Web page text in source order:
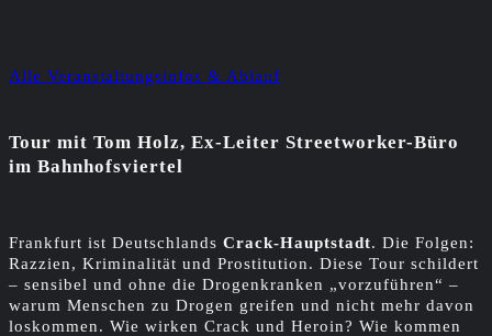
Alle Veranstaltungsinfos & Ablauf
Tour mit Tom Holz, Ex-Leiter Streetworker-Büro
im Bahnhofsviertel
Frankfurt ist Deutschlands Crack-Hauptstadt. Die Folgen:
Razzien, Kriminalität und Prostitution. Diese Tour schildert
– sensibel und ohne die Drogenkranken „vorzuführen“ –
warum Menschen zu Drogen greifen und nicht mehr davon
loskommen. Wie wirken Crack und Heroin? Wie kommen